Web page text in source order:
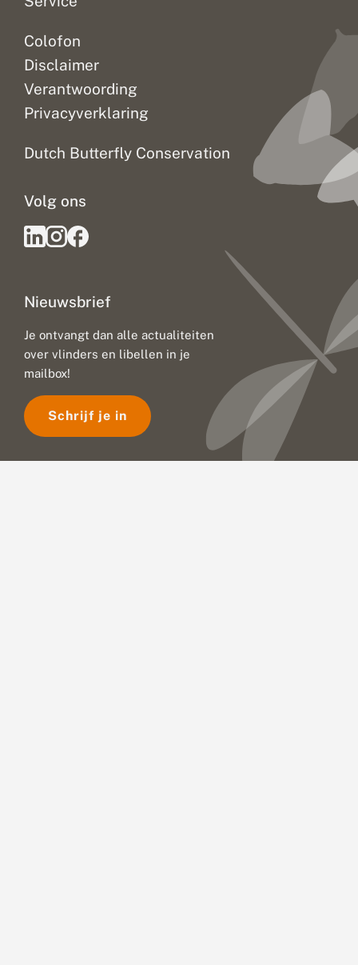
Colofon
Disclaimer
Verantwoording
Privacyverklaring
Dutch Butterfly Conservation
Nieuwsbrief
Je ontvangt dan alle actualiteiten
over vlinders en libellen in je
mailbox!
Schrijf je in
Volg ons